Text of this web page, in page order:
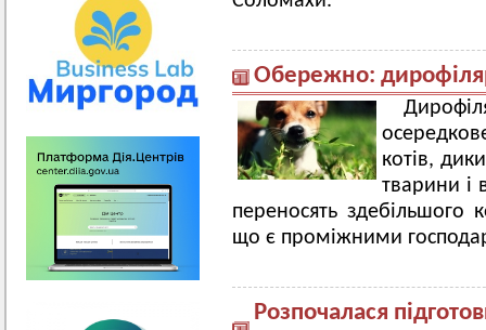
Обережно:
котів,
тварини і
переносять здебільшого
що є проміжними
Розпочалася